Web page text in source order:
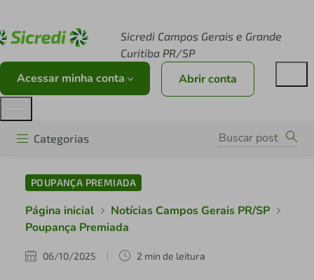
Sicredi Campos Gerais e Grande
Curitiba PR/SP
Acessar minha conta Abrir conta
Categorias
POUPANÇA PREMIADA
Página inicial
Notícias Campos Gerais PR/SP
Poupança Premiada
06/10/2025 2 min de leitura